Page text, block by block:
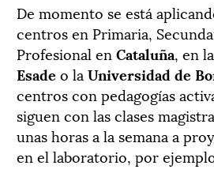
De momento se está
centros en Primaria,
Profesional en Cataluña, en la
Esade o la Universidad de
centros con pedagogías
siguen con las clases
unas horas a la semana a
en el laboratorio, por